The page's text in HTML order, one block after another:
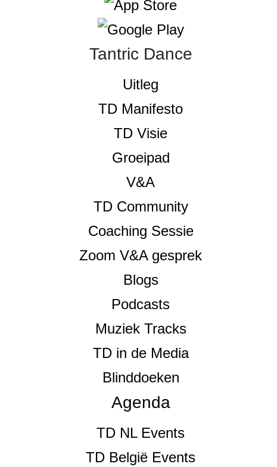
Tantric Dance
Uitleg
TD Manifesto
TD Visie
Groeipad
V&A
TD Community
Coaching Sessie
Zoom V&A gesprek
Blogs
Podcasts
Muziek Tracks
TD in de Media
Blinddoeken
Agenda
TD NL Events
TD België Events